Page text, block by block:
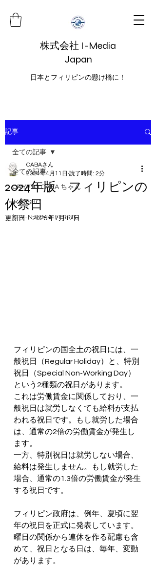
株式会社 I-Media
Japan
日本とフィリピンの懸け橋に！
記事
全ての記事
CRYPTO CABA ちゃん
TORISHO
KEY-N STYLE FL&STC
全ての記事
2024年版 フィリピンの
休祭日
CABAさん
2024年4月11日 読了時間: 2分
更新日：2025年7月17日
フィリピンの国全土の祝日には、一
般祝日（Regular Holiday）と、特別
祝日（Special Non-Working Day）
という2種類の祝日があります。
これは労働賃金に関係しており、一
般祝日は就労しなくても給料が支払
われる祝日です。もし就労した場合
は、通常の2倍の労働賃金が発生し
ます。
一方、特別祝日は就労しない場合、
給料は発生しません。もし就労した
場合、通常の1.3倍の労働賃金が発生
する祝日です。
フィリピン政府は、例年、夏頃に翌
年の祝日を正式に発表しています。
曜日の関係から連休を作る配慮も含
めて、祝日となる日は、毎年、変動
があります。